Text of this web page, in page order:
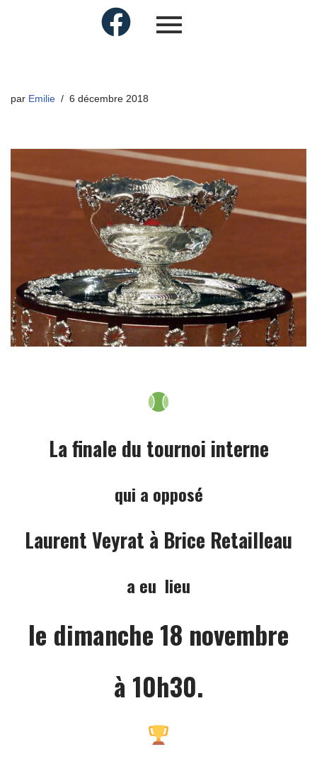
par Emilie 6 décembre 2018
La finale du tournoi interne
qui a opposé
Laurent Veyrat à Brice Retailleau
a eu lieu
le dimanche 18 novembre
à 10h30.